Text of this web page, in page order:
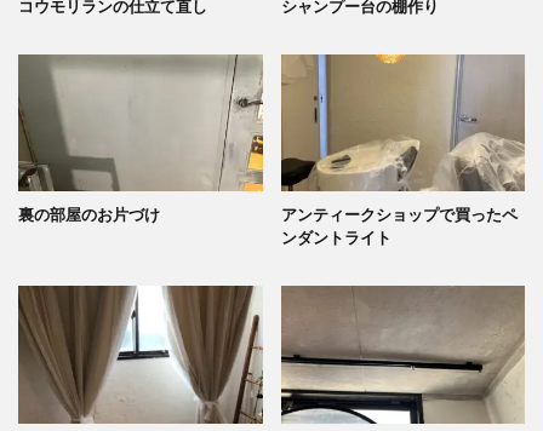
コウモリランの仕立て直し シャンプー台の棚作り
裏の部屋のお片づけ
アンティークショップで買ったペ
ンダントライト